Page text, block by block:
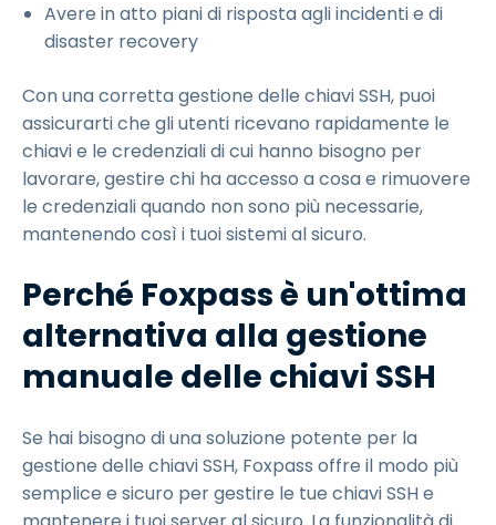
Avere in atto piani di risposta agli incidenti e di
disaster recovery
Con una corretta gestione delle chiavi SSH, puoi
assicurarti che gli utenti ricevano rapidamente le
chiavi e le credenziali di cui hanno bisogno per
lavorare, gestire chi ha accesso a cosa e rimuovere
le credenziali quando non sono più necessarie,
mantenendo così i tuoi sistemi al sicuro.
Perché Foxpass è un'ottima
alternativa alla gestione
manuale delle chiavi SSH
Se hai bisogno di una soluzione potente per la
gestione delle chiavi SSH, Foxpass offre il modo più
semplice e sicuro per gestire le tue chiavi SSH e